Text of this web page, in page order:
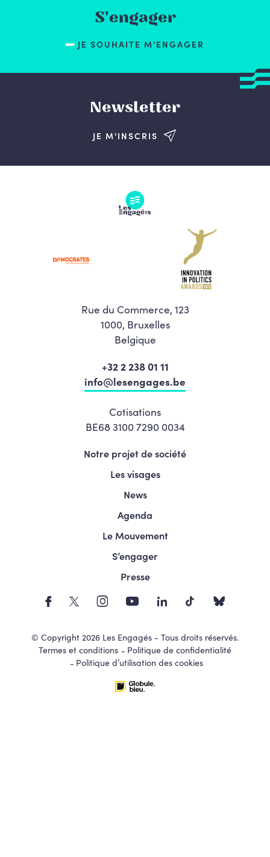
S'engager
JE SOUHAITE M'ENGAGER
Newsletter
JE M'INSCRIS
Rue du Commerce, 123
1000, Bruxelles
Belgique
+32 2 238 01 11
info@lesengages.be
Cotisations
BE68 3100 7290 0034
Notre projet de société
Les visages
News
Agenda
Le Mouvement
S’engager
Presse
© Copyright 2026 Les Engagés - Tous droits réservés.
Termes et conditions
Politique de confidentialité
Politique d’utilisation des cookies